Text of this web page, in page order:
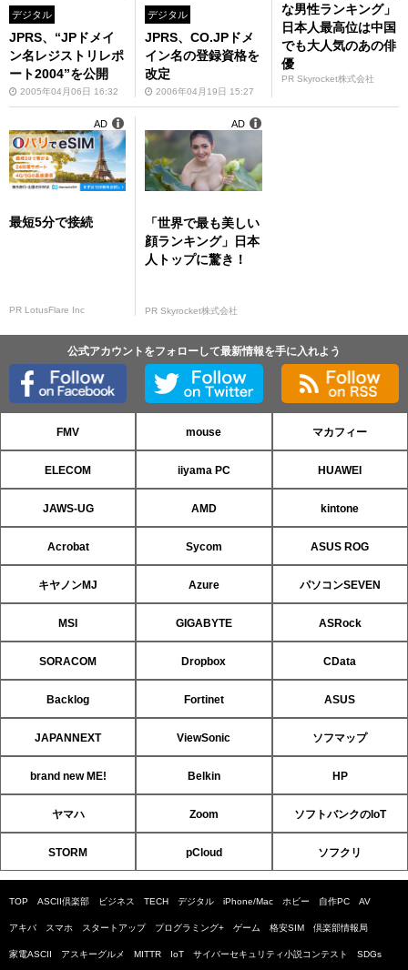
デジタル
JPRS、“JPドメイ
ン名レジストリレポ
ート2004”を公開
2005年04月06日 16:32
デジタル
JPRS、CO.JPドメ
イン名の登録資格を
改定
2006年04月19日 15:27
な男性ランキング」
日本人最高位は中国
でも大人気のあの俳
優
PR Skyrocket株式会社
最短5分で接続
PR LotusFlare Inc
AD
「世界で最も美しい
顔ランキング」日本
人トップに驚き！
PR Skyrocket株式会社
AD
公式アカウントをフォローして最新情報を手に入れよう
FMV mouse マカフィー
ELECOM iiyama PC HUAWEI
JAWS-UG AMD kintone
Acrobat Sycom ASUS ROG
キヤノンMJ Azure パソコンSEVEN
MSI GIGABYTE ASRock
SORACOM Dropbox CData
Backlog Fortinet ASUS
JAPANNEXT ViewSonic ソフマップ
brand new ME! Belkin HP
ヤマハ Zoom ソフトバンクのIoT
STORM pCloud ソフクリ
TOP ASCII倶楽部 ビジネス TECH デジタル iPhone/Mac ホビー 自作PC AV
アキバ スマホ スタートアップ プログラミング+ ゲーム 格安SIM 倶楽部情報局
家電ASCII アスキーグルメ MITTR IoT サイバーセキュリティ小説コンテスト SDGs